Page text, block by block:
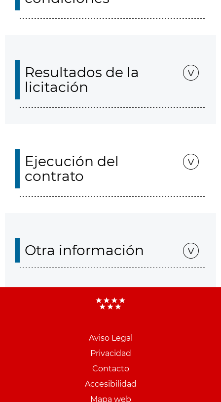
Resultados de la
licitación
Ejecución del
contrato
Otra información
Aviso Legal
Privacidad
Contacto
Accesibilidad
Mapa web